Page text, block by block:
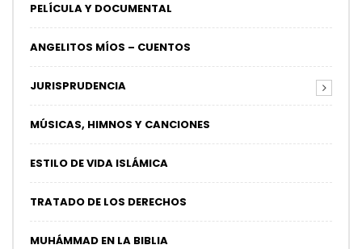
PELÍCULA Y DOCUMENTAL
ANGELITOS MÍOS – CUENTOS
JURISPRUDENCIA
MÚSICAS, HIMNOS Y CANCIONES
ESTILO DE VIDA ISLÁMICA
TRATADO DE LOS DERECHOS
MUHÁMMAD EN LA BIBLIA